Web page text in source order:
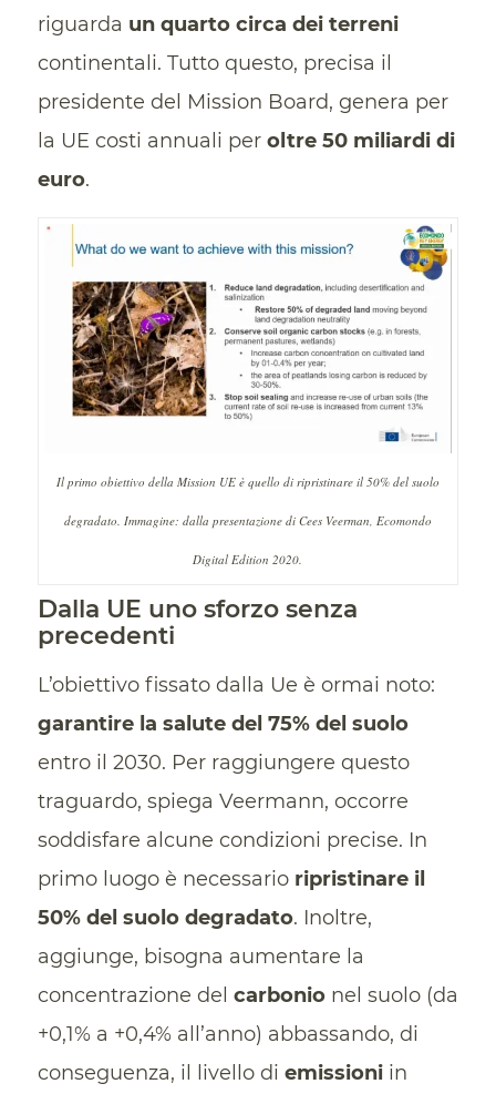
riguarda un quarto circa dei terreni
continentali. Tutto questo, precisa il
presidente del Mission Board, genera per
la UE costi annuali per oltre 50 miliardi di
euro.
Il primo obiettivo della Mission UE è quello di ripristinare il 50% del suolo
degradato. Immagine: dalla presentazione di Cees Veerman, Ecomondo
Digital Edition 2020.
Dalla UE uno sforzo senza
precedenti
L’obiettivo fissato dalla Ue è ormai noto:
garantire la salute del 75% del suolo
entro il 2030. Per raggiungere questo
traguardo, spiega Veermann, occorre
soddisfare alcune condizioni precise. In
primo luogo è necessario ripristinare il
50% del suolo degradato. Inoltre,
aggiunge, bisogna aumentare la
concentrazione del carbonionel suolo (da
+0,1% a +0,4% all’anno) abbassando, di
conseguenza, il livello di emissioniin